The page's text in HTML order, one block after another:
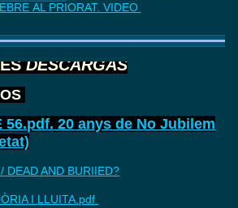
AL PRIORAT. VIDEO
DESCARGAS
56.pdf. 20 anys de No Jubilem
DEAD AND BURIIED?
I LLUITA.pdf